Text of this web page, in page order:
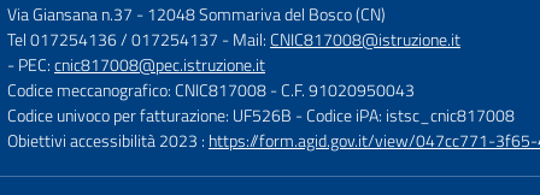
Via Giansana n.37 -12048 Sommariva del Bosco (CN)
Tel 017254136 / 017254137 - Mail:CNIC817008@istruzione.it
- PEC:cnic817008@pec.istruzione.it
Codice meccanografico: CNIC817008- C.F. 91020950043
Codice univoco per fatturazione: UF526B - Codice iPA: istsc_cnic817008
Obiettivi accessibilità 2023 : https://form.agid.gov.it/view/047cc771-